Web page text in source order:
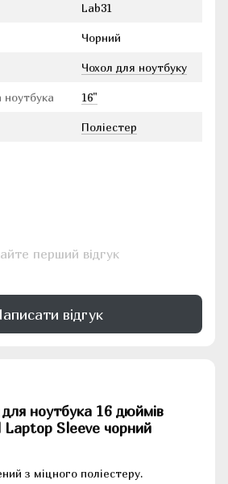
Lab31
Чорний
Чохол для ноутбуку
ноутбука 16"
Поліестер
перший відгук
відгук
ноутбука 16 дюймів
Sleeve чорний
з міцного поліестеру.